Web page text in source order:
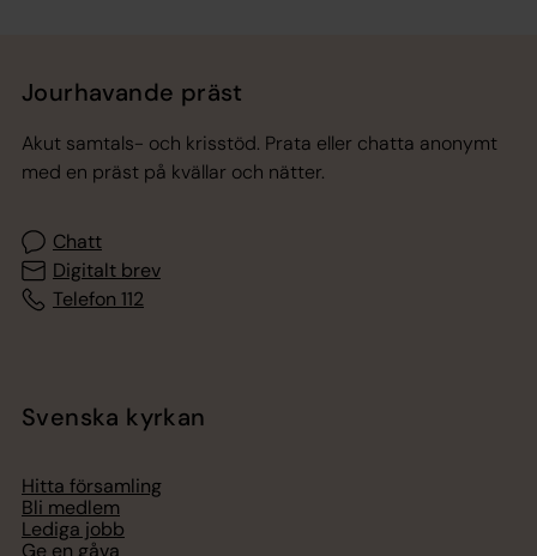
Jourhavande präst
Akut samtals- och krisstöd. Prata eller chatta anonymt
med en präst på kvällar och nätter.
Chatt
Digitalt brev
Telefon 112
Svenska kyrkan
Hitta församling
Bli medlem
Lediga jobb
Ge en gåva